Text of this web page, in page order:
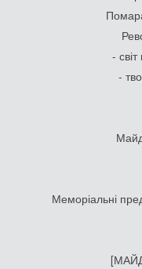
-
-
Меморіальні